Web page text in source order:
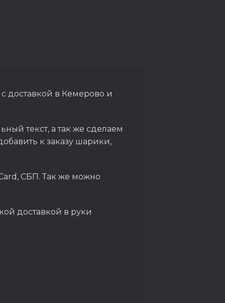
доставкой в Кемерово и
текст, а так же сделаем
к заказу шарики,
СБП. Так же можно
доставкой в руки